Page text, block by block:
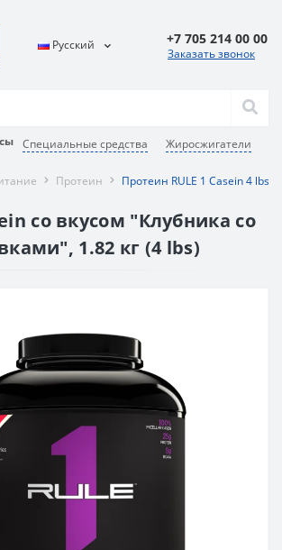
Специальные средства Жиросжигатели
Русский +7 705 214 00 00
Заказать звонок
Протеин Протеин RULE 1 Casein 4 lbs
со вкусом "Клубника со
1.82 кг (4 lbs)